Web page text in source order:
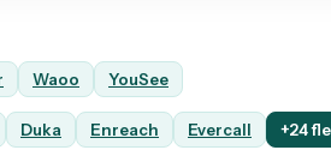
Waoo YouSee
Duka Enreach Evercall +24